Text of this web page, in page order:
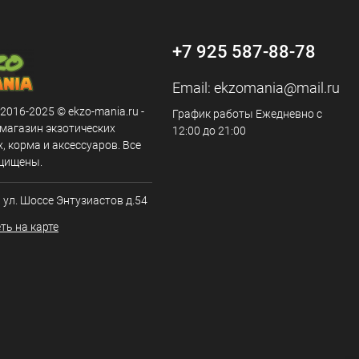
2025 © ekzo-mania.ru -
экзотических
корма и аксессуаров. Все
ул. Шоссе Энтузиастов д.54
на карте
+7 925 587-88-78
Email: ekzomania@mail.ru
График работы Ежедневно с
12:00 до 21:00